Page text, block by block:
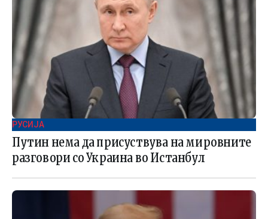
РУСИЈА
Путин нема да присуствува на мировните
разговори со Украина во Истанбул